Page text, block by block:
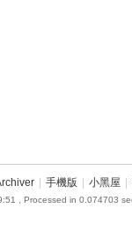
手機版 小黑屋
, Processed in 0.074703